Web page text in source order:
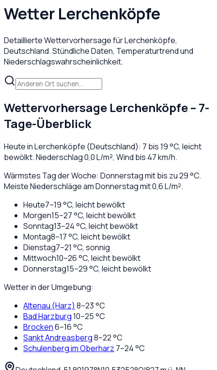
Wetter Lerchenköpfe
Detaillierte Wettervorhersage fürLerchenköpfe,
Deutschland. Stündliche Daten, Temperaturtrend und
Niederschlagswahrscheinlichkeit.
Wettervorhersage Lerchenköpfe– 7-
Tage-Überblick
Heute inLerchenköpfe (Deutschland): 7 bis19°C, leicht
bewölkt. Niederschlag0,0L/m², Wind bis 47km/h.
Wärmstes Tag der Woche: Donnerstag mit bis zu 29 °C.
Meiste Niederschläge am Donnerstag mit 0,6 L/m².
Heute7–19°C, leicht bewölkt
Morgen15–27°C, leicht bewölkt
Sonntag13–24°C, leicht bewölkt
Montag8–17°C, leicht bewölkt
Dienstag7–21 °C, sonnig
Mittwoch10–26°C, leicht bewölkt
Donnerstag15–29°C, leicht bewölkt
Wetter in der Umgebung:
Altenau (Harz) 8–23°C
Bad Harzburg10–25°C
Brocken6–16°C
Sankt Andreasberg8–22°C
Schulenberg im Oberharz 7–24°C